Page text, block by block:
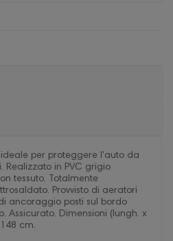
per proteggere l'auto da
in PVC grigio
tessuto. Totalmente
Provvisto di aeratori
ancoraggio posti sul bordo
Assicurato. Dimensioni (lungh. x
cm.